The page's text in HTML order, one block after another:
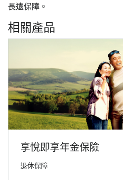
長遠保障。
相關產品
享悅即享年金保險
退休保障